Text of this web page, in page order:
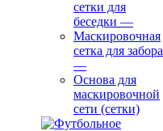
сетки для
беседки —
Маскировочная
сетка для забора
—
Основа для
маскировочной
сети (сетки)